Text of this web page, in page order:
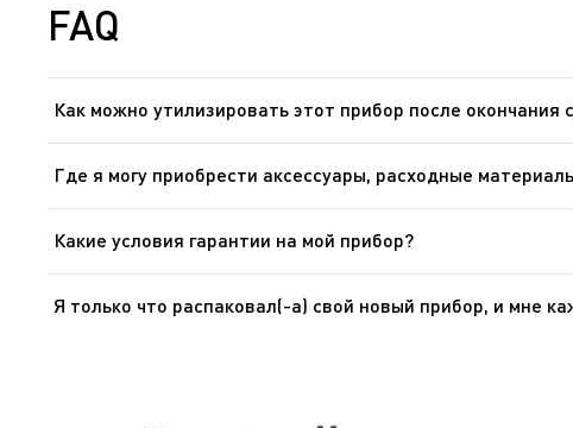
FAQ
Как можно утилизировать этот прибор после окончания
В приборе содержатся ценные материалы, которые могут
Где я могу приобрести аксессуары, расходные
Пожалуйста, перейдите в раздел «Аксессуары» веб-
Какие условия гарантии на мой прибор?
Дополнительные сведения содержатся в разделе
Я только что распаковал(-а) свой новый прибор, и мне